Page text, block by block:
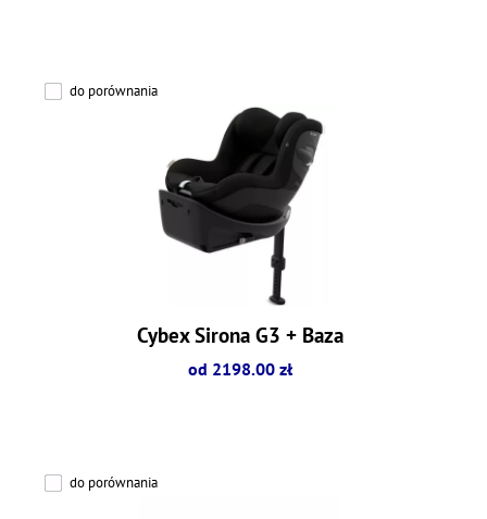
do porównania
Cybex Sirona G3 + Baza
od 2198.00 zł
do porównania